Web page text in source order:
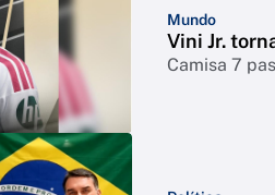
Mundo
Vini Jr.
Camisa 7